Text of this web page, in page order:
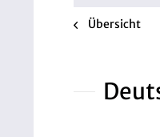
Übersicht